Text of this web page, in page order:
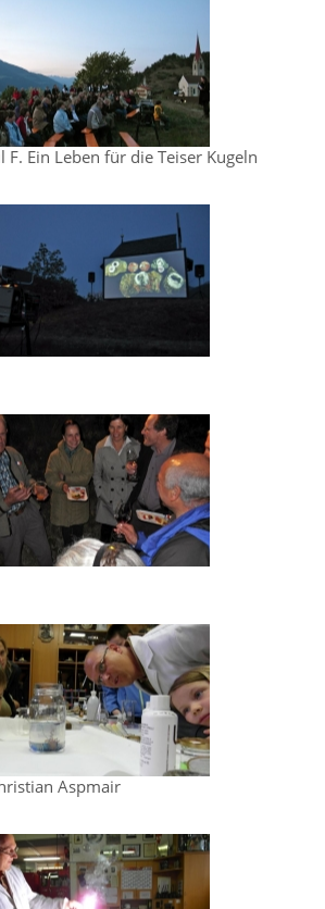
F. Ein Leben für die Teiser Kugeln
Aspmair